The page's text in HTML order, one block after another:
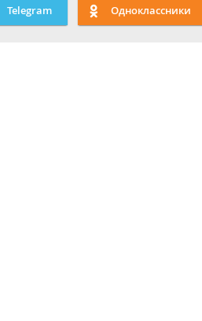
Telegram Одноклассники